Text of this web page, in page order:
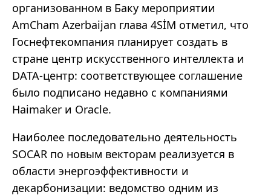
организованном в Баку мероприятии
AmCham Azerbaijan глава 4SİM отметил, что
Госнефтекомпания планирует создать в
стране центр искусственного интеллекта и
DATA-центр: соответствующее соглашение
было подписано недавно с компаниями
Haimaker и Oracle.
Наиболее последовательно деятельность
SOCAR по новым векторам реализуется в
области энергоэффективности и
декарбонизации: ведомство одним из